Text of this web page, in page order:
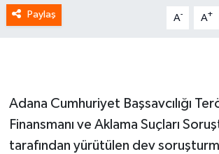
Paylaş A- A+
Adana Cumhuriyet Başsavcılığı
Finansmanı ve Aklama Suçları
tarafından yürütülen dev